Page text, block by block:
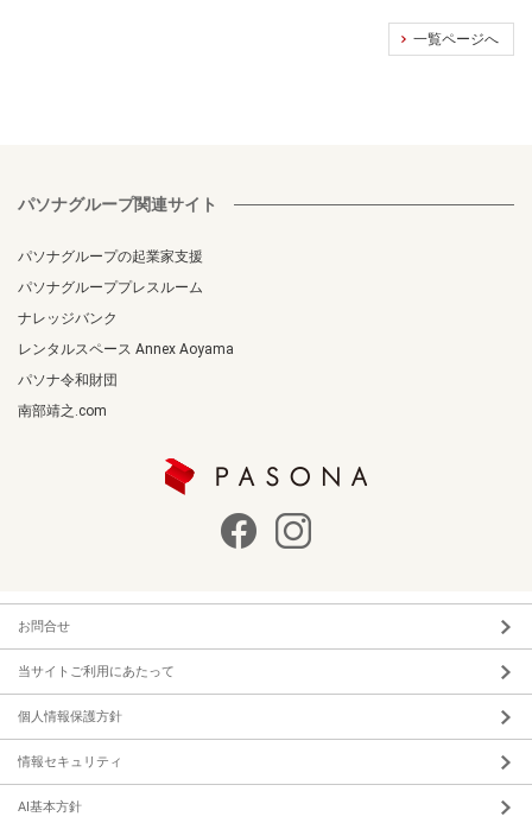
一覧ページへ
パソナグループ関連サイト
パソナグループの起業家支援
パソナグループプレスルーム
ナレッジバンク
レンタルスペース Annex Aoyama
パソナ令和財団
南部靖之.com
お問合せ
当サイトご利用にあたって
個人情報保護方針
情報セキュリティ
AI基本方針